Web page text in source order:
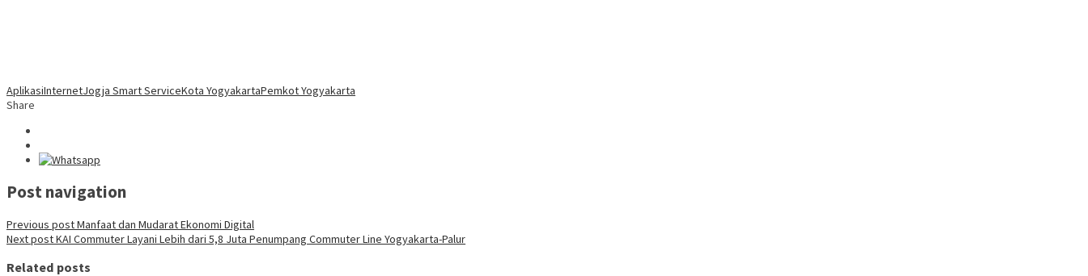
AplikasiInternetJogja Smart ServiceKota YogyakartaPemkot Yogyakarta
Share
Post navigation
Previous postManfaat dan Mudarat Ekonomi Digital
Next postKAI Commuter Layani Lebih dari 5,8 Juta Penumpang Commuter Line Yogyakarta-Palur
Related posts